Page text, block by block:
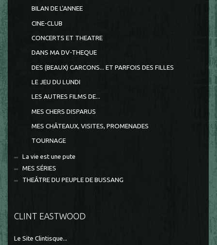
BILAN DE L'ANNEE
CINE-CLUB
CONCERTS ET THEATRE
DANS MA DV-THEQUE
DES (BEAUX) GARCONS... ET PARFOIS DES FILLES
LE JEU DU LUNDI
LES AUTRES FILMS DE...
MES CHERS DISPARUS
MES CHÂTEAUX, VISITES, PROMENADES
TOURNAGE
La vie est une pute
MES SÉRIES
THEÂTRE DU PEUPLE DE BUSSANG
CLINT EASTWOOD
Le Site Clintisque...